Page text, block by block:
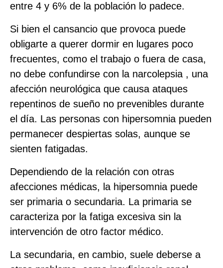
entre 4 y 6% de la población lo padece.
Si bien el cansancio que provoca puede
obligarte a querer dormir en lugares poco
frecuentes, como el trabajo o fuera de casa,
no debe confundirse con la narcolepsia , una
afección neurológica que causa ataques
repentinos de sueño no prevenibles durante
el día. Las personas con hipersomnia pueden
permanecer despiertas solas, aunque se
sienten fatigadas.
Dependiendo de la relación con otras
afecciones médicas, la hipersomnia puede
ser primaria o secundaria. La primaria se
caracteriza por la fatiga excesiva sin la
intervención de otro factor médico.
La secundaria, en cambio, suele deberse a